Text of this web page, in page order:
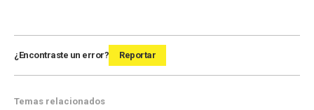
¿Encontraste un error? Reportar
Temas relacionados